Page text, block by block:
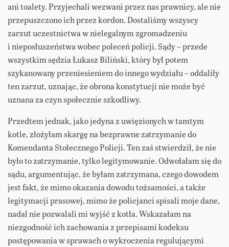
ani toalety. Przyjechali wezwani przez nas prawnicy, ale nie
przepuszczono ich przez kordon. Dostaliśmy wszyscy
zarzut uczestnictwa w nielegalnym zgromadzeniu
i nieposłuszeństwa wobec poleceń policji. Sądy – przede
wszystkim sędzia Łukasz Biliński, który był potem
szykanowany przeniesieniem do innego wydziału – oddaliły
ten zarzut, uznając, że obrona konstytucji nie może być
uznana za czyn społecznie szkodliwy.
Przedtem jednak, jako jedyna z uwięzionych w tamtym
kotle, złożyłam skargę na bezprawne zatrzymanie do
Komendanta Stołecznego Policji. Ten zaś stwierdził, że nie
było to zatrzymanie, tylko legitymowanie. Odwołałam się do
sądu, argumentując, że byłam zatrzymana, czego dowodem
jest fakt, że mimo okazania dowodu tożsamości, a także
legitymacji prasowej, mimo że policjanci spisali moje dane,
nadal nie pozwalali mi wyjść z kotła. Wskazałam na
niezgodność ich zachowania z przepisami kodeksu
postępowania w sprawach o wykroczenia regulującymi